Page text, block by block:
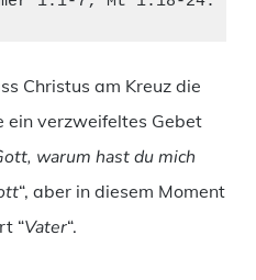
Christus am Kreuz die
ein verzweifeltes Gebet
warum hast du mich
“, aber in diesem Moment
“Vater“.